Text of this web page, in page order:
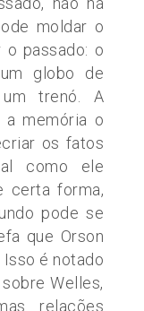
moldar o
o passado: o
globo de
trenó. A
a memória o
os fatos
como ele
certa forma,
pode se
que Orson
é notado
Welles,
relações